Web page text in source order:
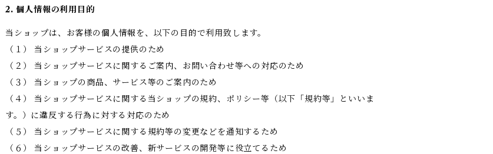
2. 個人情報の利用目的
当ショップは、お客様の個人情報を、以下の目的で利用致します。
（１） 当ショップサービスの提供のため
（２） 当ショップサービスに関するご案内、お問い合わせ等への対応のため
（３） 当ショップの商品、サービス等のご案内のため
（４） 当ショップサービスに関する当ショップの規約、ポリシー等（以下「規約等」といいま
す。）に違反する行為に対する対応のため
（５） 当ショップサービスに関する規約等の変更などを通知するため
（６） 当ショップサービスの改善、新サービスの開発等に役立てるため